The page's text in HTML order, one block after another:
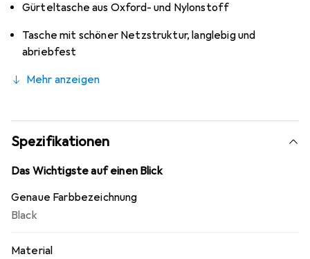
Gürteltasche aus Oxford- und Nylonstoff
Tasche mit schöner Netzstruktur, langlebig und
abriebfest
Mehr anzeigen
Spezifikationen
Das Wichtigste auf einen Blick
Genaue Farbbezeichnung
Black
Material